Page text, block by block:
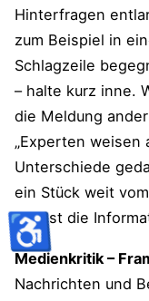
Hinterfragen
zum Beispiel in
Schlagzeile
– halte kurz inne.
die Meldung
„Experten weisen
Unterschiede
ein Stück weit
kannst die
Medienkritik –
Nachrichten und